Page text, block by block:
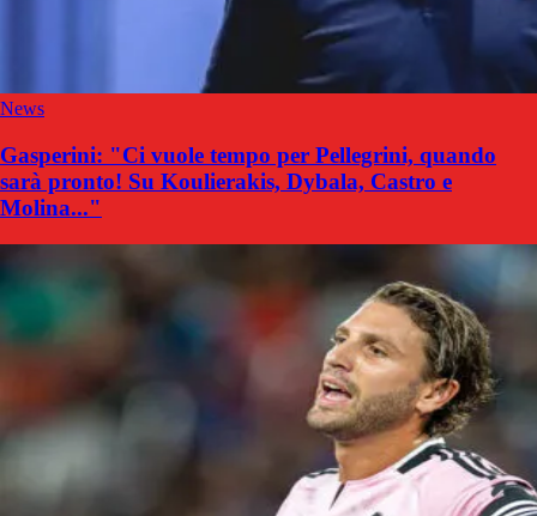
News
Gasperini: "Ci vuole tempo per Pellegrini, quando
sarà pronto! Su Koulierakis, Dybala, Castro e
Molina..."